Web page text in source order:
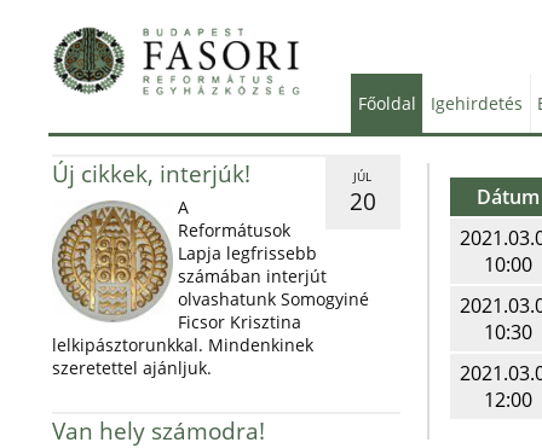
Főoldal Igehirdetés
JÚL
20
Új cikkek, interjúk!
A
Reformátusok
Lapja legfrissebb
számában interjút
olvashatunk Somogyiné
Ficsor Krisztina
lelkipásztorunkkal. Mindenkinek
szeretettel ajánljuk.
Van hely számodra!
Dátum
10:00
10:30
12:00